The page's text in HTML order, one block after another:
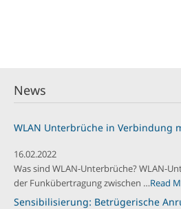
News
WLAN Unterbrüche in Verbindung
16.02.2022
Was sind WLAN-Unterbrüche? WLAN-
der Funkübertragung zwischen …Read
Sensibilisierung: Betrügerische